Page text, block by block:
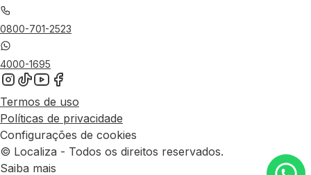
0800-701-2523
4000-1695
Termos de uso
Políticas de privacidade
Configurações de cookies
© Localiza - Todos os direitos reservados.
Saiba mais